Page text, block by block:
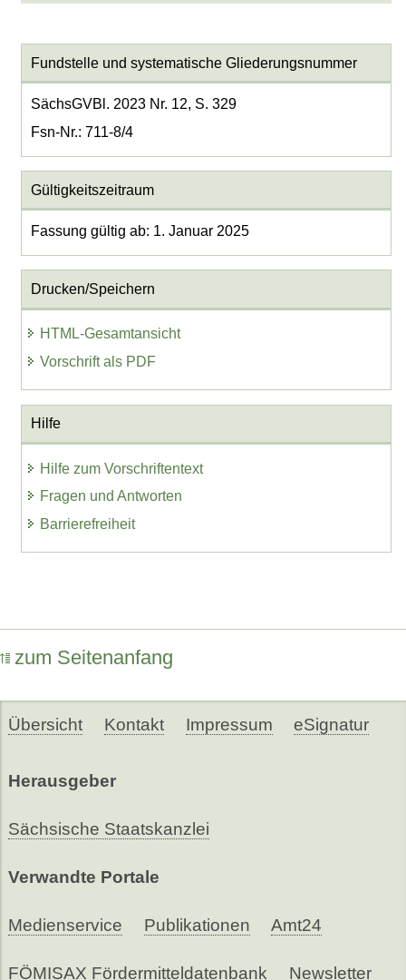
Fundstelle und systematische Gliederungsnummer
SächsGVBl. 2023 Nr. 12, S. 329
Fsn-Nr.: 711-8/4
Gültigkeitszeitraum
Fassung gültig ab: 1. Januar 2025
Drucken/Speichern
HTML-Gesamtansicht
Vorschrift als PDF
Hilfe
Hilfe zum Vorschriftentext
Fragen und Antworten
Barrierefreiheit
zum Seitenanfang
Übersicht Kontakt Impressum eSignatur
Herausgeber
Sächsische Staatskanzlei
Verwandte Portale
Medienservice Publikationen Amt24
FÖMISAX Fördermitteldatenbank Newsletter